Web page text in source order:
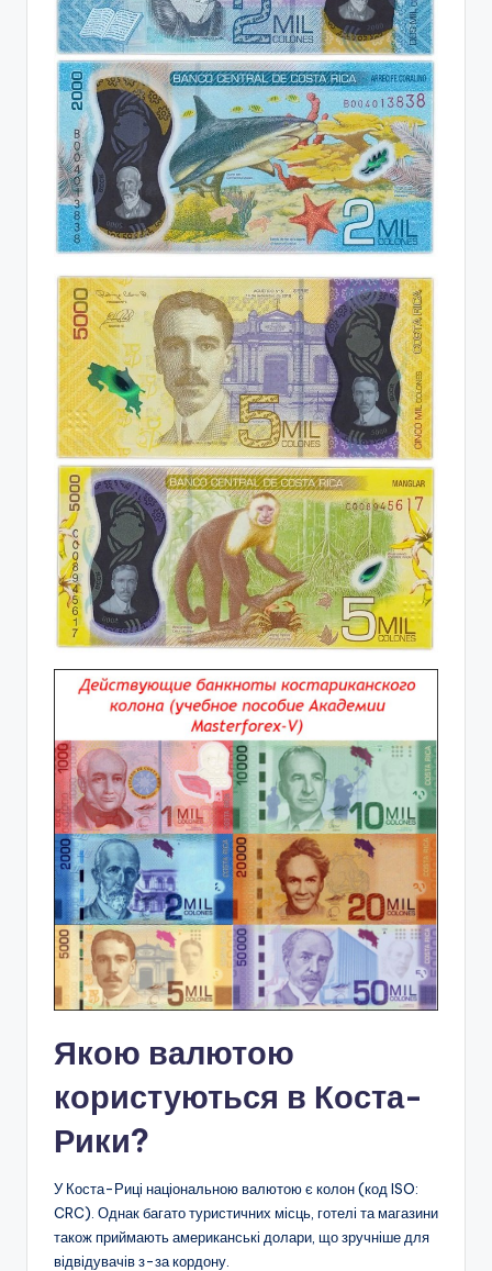
Якою валютою
користуються в Коста-
Рики?
У Коста-Риці національною валютою є колон (код ISO:
CRC). Однак багато туристичних місць, готелі та магазини
також приймають американські долари, що зручніше для
відвідувачів з-за кордону.